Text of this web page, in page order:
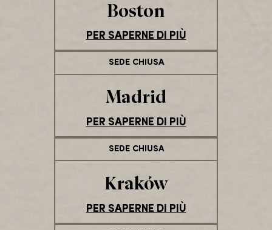
Boston
PER SAPERNE DI PIÙ
SEDE CHIUSA
Madrid
PER SAPERNE DI PIÙ
SEDE CHIUSA
Kraków
PER SAPERNE DI PIÙ